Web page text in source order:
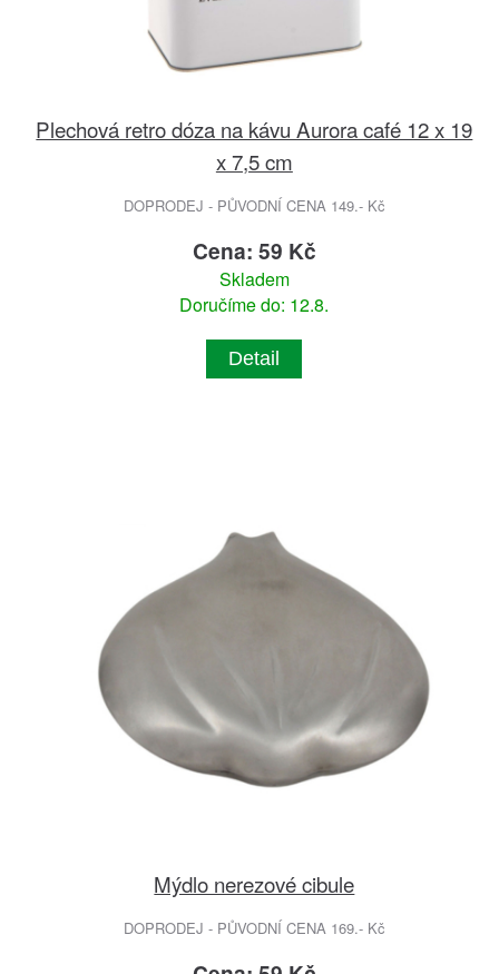
Plechová retro dóza na kávu Aurora café 12 x 19
x 7,5 cm
DOPRODEJ - PŮVODNÍ CENA 149.- Kč
Cena: 59 Kč
Skladem
Doručíme do: 12.8.
Detail
Mýdlo nerezové cibule
DOPRODEJ - PŮVODNÍ CENA 169.- Kč